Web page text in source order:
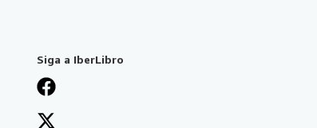
Siga a IberLibro